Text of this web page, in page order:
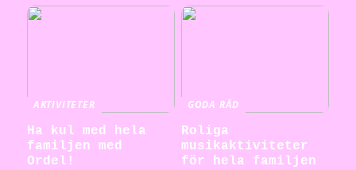
AKTIVITETER
Ha kul med hela
familjen med
Ordel!
GODA RÅD
Roliga
musikaktiviteter
för hela familjen